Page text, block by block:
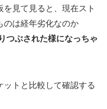
見て見ると、現在スト
のは経年劣化なのか
つぶされた様になっちゃ
トと比較して確認する